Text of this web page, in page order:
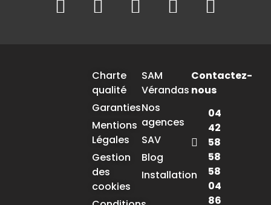
Charte
qualité
Garanties
Mentions
Légales
Gestion
des
cookies
SAM
Vérandas
Nos
agences
SAV
Blog
Installation
Contactez-
nous
04
42
58
58
58
04
86